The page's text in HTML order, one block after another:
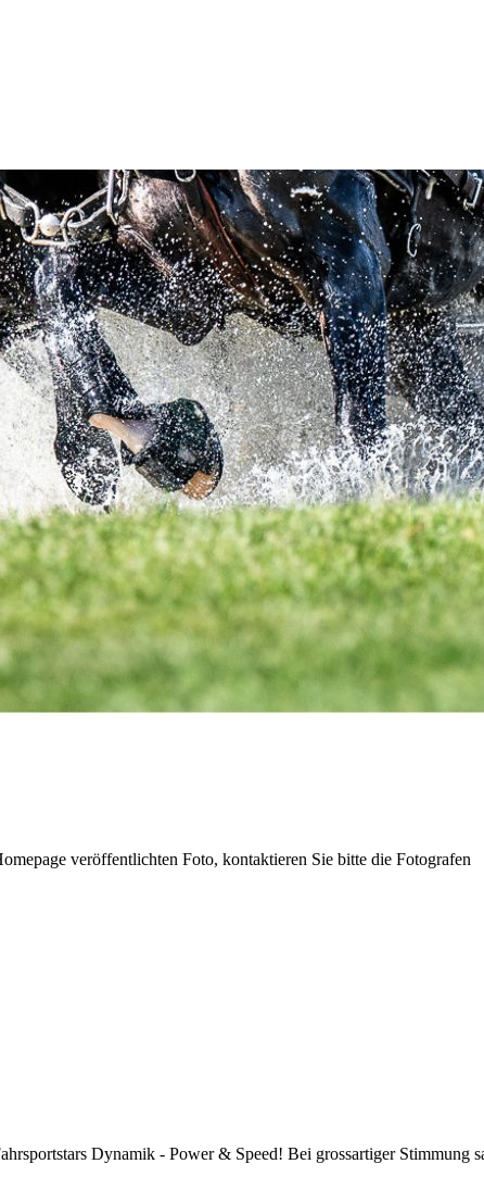
veröffentlichten Foto, kontaktieren Sie bitte die Fotografen
Dynamik - Power & Speed! Bei grossartiger Stimmung